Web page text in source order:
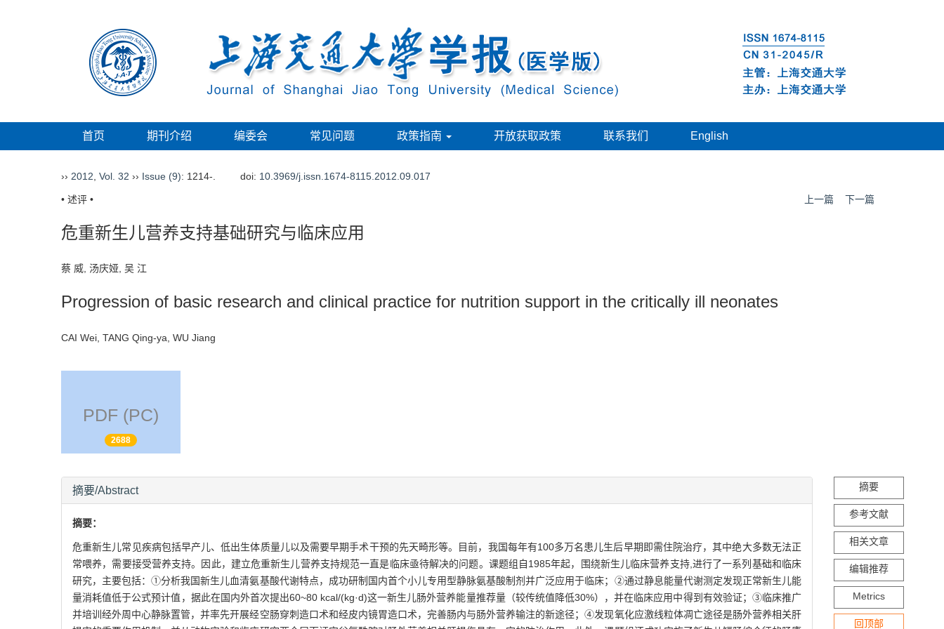
首页 期刊介绍 编委会 常见问题 政策指南 开放获取政策 联系我们 English
›› 2012 Vol. 32 ›› Issue (9): 1214-. doi: 10.3969/j.issn.1674-8115.2012.09.017
• 述评 • 上一篇 下一篇
危重新生儿营养支持基础研究与临床应用
蔡 威, 汤庆娅, 吴 江
Progression of basic research and clinical practice for nutrition support in the critically ill neonates
CAI Wei, TANG Qing-ya, WU Jiang
PDF (PC)
摘要/Abstract
摘要：
危重新生儿常见疾病包括早产儿、低出生体质量儿以及需要早期手术干预的先天畸形等。目前，我国每年有100多万名患儿生后早期即需住院治疗，其中绝大多数无法正
常喂养，需要接受营养支持。因此，建立危重新生儿营养支持规范一直是临床亟待解决的问题。课题组自1985年起，围绕新生儿临床营养支持,进行了一系列基础和临床
研究，主要包括：①分析我国新生儿血清氨基酸代谢特点，成功研制国内首个小儿专用型静脉氨基酸制剂并广泛应用于临床；②通过静息能量代谢测定发现正常新生儿能
摘要
参考文献
相关文章
编辑推荐